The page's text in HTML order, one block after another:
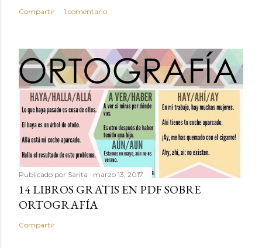
Compartir 1 comentario
Publicado por Sarita marzo 13, 2017
14 LIBROS GRATIS EN PDF SOBRE
ORTOGRAFÍA
Compartir